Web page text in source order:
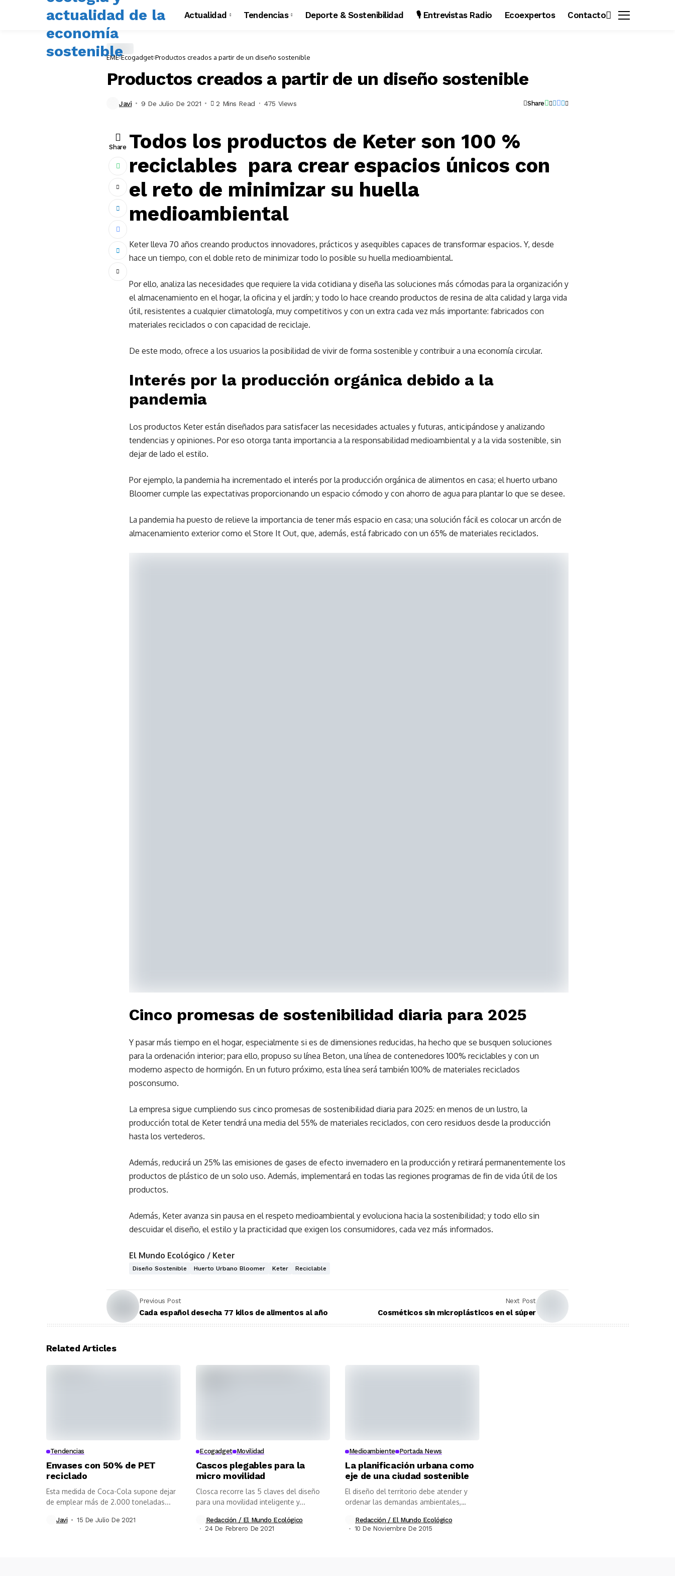
Actualidad Tendencias Deporte & Sostenibilidad 🎙️ Entrevistas Radio Ecoexpertos Contacto
EME Ecogadget Productos creados a partir de un diseño sostenible
Productos creados a partir de un diseño sostenible
Javi 9 De Julio De 2021 2 Mins Read 475 Views Share
Share Todos los productos de Keter son 100 %
reciclables para crear espacios únicos con
el reto de minimizar su huella
medioambiental
Keter lleva 70 años creando productos innovadores, prácticos y asequibles capaces de transformar espacios. Y, desde
hace un tiempo, con el doble reto de minimizar todo lo posible su huella medioambiental.
Por ello, analiza las necesidades que requiere la vida cotidiana y diseña las soluciones más cómodas para la organización y
el almacenamiento en el hogar, la oficina y el jardín; y todo lo hace creando productos de resina de alta calidad y larga vida
útil, resistentes a cualquier climatología, muy competitivos y con un extra cada vez más importante: fabricados con
materiales reciclados o con capacidad de reciclaje.
De este modo, ofrece a los usuarios la posibilidad de vivir de forma sostenible y contribuir a una economía circular.
Interés por la producción orgánica debido a la
pandemia
Los productos Keter están diseñados para satisfacer las necesidades actuales y futuras, anticipándose y analizando
tendencias y opiniones. Por eso otorga tanta importancia a la responsabilidad medioambiental y a la vida sostenible, sin
dejar de lado el estilo.
Por ejemplo, la pandemia ha incrementado el interés por la producción orgánica de alimentos en casa; el huerto urbano
Bloomer cumple las expectativas proporcionando un espacio cómodo y con ahorro de agua para plantar lo que se desee.
La pandemia ha puesto de relieve la importancia de tener más espacio en casa; una solución fácil es colocar un arcón de
almacenamiento exterior como el Store It Out, que, además, está fabricado con un 65% de materiales reciclados.
Cinco promesas de sostenibilidad diaria para 2025
Y pasar más tiempo en el hogar, especialmente si es de dimensiones reducidas, ha hecho que se busquen soluciones
para la ordenación interior; para ello, propuso su línea Beton, una línea de contenedores 100% reciclables y con un
moderno aspecto de hormigón. En un futuro próximo, esta línea será también 100% de materiales reciclados
posconsumo.
La empresa sigue cumpliendo sus cinco promesas de sostenibilidad diaria para 2025: en menos de un lustro, la
producción total de Keter tendrá una media del 55% de materiales reciclados, con cero residuos desde la producción
hasta los vertederos.
Además, reducirá un 25% las emisiones de gases de efecto invernadero en la producción y retirará permanentemente los
productos de plástico de un solo uso. Además, implementará en todas las regiones programas de fin de vida útil de los
productos.
Además, Keter avanza sin pausa en el respeto medioambiental y evoluciona hacia la sostenibilidad; y todo ello sin
descuidar el diseño, el estilo y la practicidad que exigen los consumidores, cada vez más informados.
El Mundo Ecológico / Keter
Diseño Sostenible Huerto Urbano Bloomer Keter Reciclable
Previous Post
Cada español desecha 77 kilos de alimentos al año
Next Post
Cosméticos sin microplásticos en el súper
Related Articles
Tendencias
Envases con 50% de PET
reciclado
Esta medida de Coca-Cola supone dejar
de emplear más de 2.000 toneladas...
Javi 15 De Julio De 2021
Ecogadget Movilidad
Cascos plegables para la
micro movilidad
Closca recorre las 5 claves del diseño
para una movilidad inteligente y...
Redacción / El Mundo Ecológico
24 De Febrero De 2021
Medioambiente Portada News
La planificación urbana como
eje de una ciudad sostenible
El diseño del territorio debe atender y
ordenar las demandas ambientales,
Redacción / El Mundo Ecológico
10 De Noviembre De 2015